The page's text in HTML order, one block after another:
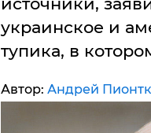
украинское и
тупика, в
Автор: Андрей